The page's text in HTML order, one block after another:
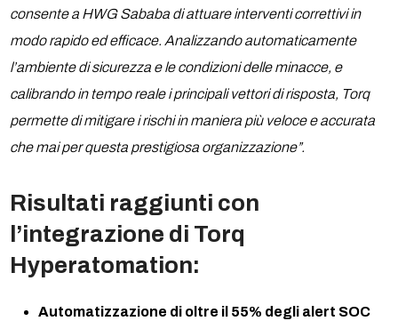
consente a HWG Sababa di attuare interventi correttivi in
modo rapido ed efficace. Analizzando automaticamente
l’ambiente di sicurezza e le condizioni delle minacce, e
calibrando in tempo reale i principali vettori di risposta, Torq
permette di mitigare i rischi in maniera più veloce e accurata
che mai per questa prestigiosa organizzazione”.
Risultati raggiunti con
l’integrazione di Torq
Hyperatomation:
Automatizzazione di oltre il 55% degli alert SOC